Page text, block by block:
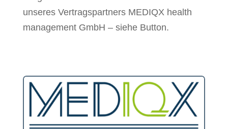
unseres Vertragspartners MEDIQX health
management GmbH – siehe Button.